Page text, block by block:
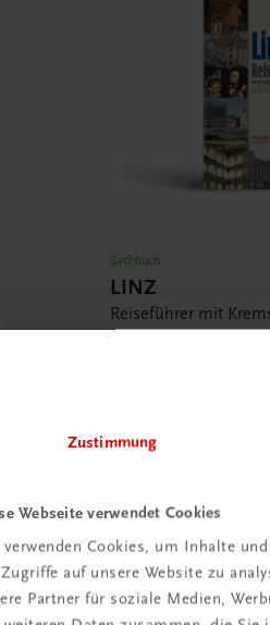
Zustimmung
Webseite verwendet Cookies
Cookies, um Inhalte
auf unsere Website zu
Partner für soziale Medien,
Sachbuch
LINZ
Reiseführer mit
bei